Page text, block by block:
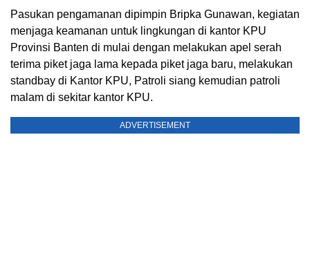
Pasukan pengamanan dipimpin Bripka Gunawan, kegiatan
menjaga keamanan untuk lingkungan di kantor KPU
Provinsi Banten di mulai dengan melakukan apel serah
terima piket jaga lama kepada piket jaga baru, melakukan
standbay di Kantor KPU, Patroli siang kemudian patroli
malam di sekitar kantor KPU.
ADVERTISEMENT